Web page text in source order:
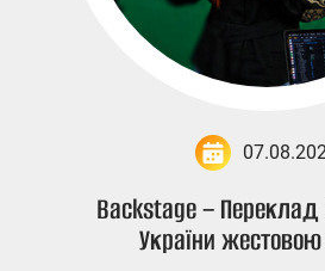
Backstage – Переклад
України